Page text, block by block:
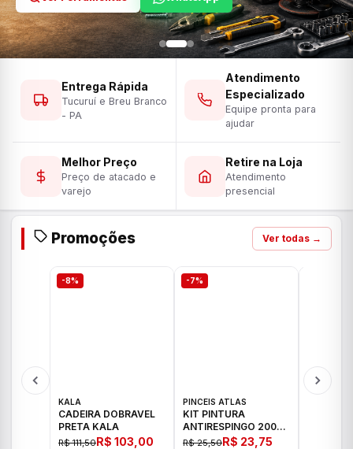
Entrega Rápida
Tucuruí e Breu Branco
- PA
Atendimento
Especializado
Equipe pronta para
ajudar
Melhor Preço
Preço de atacado e
varejo
Retire na Loja
Atendimento
presencial
Promoções Ver todas →
-8%
KALA
CADEIRA DOBRAVEL
PRETA KALA
R$ 111,50R$ 103,00
-7%
PINCEIS ATLAS
KIT PINTURA
ANTIRESPINGO 2003
ATLAS 03 PCS
R$ 25,50R$ 23,75